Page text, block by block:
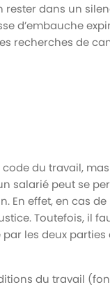
dans un
d’embauche
recherches de
du travail,
salarié peut se
En effet, en cas
Toutefois, il
les deux parties
du travail